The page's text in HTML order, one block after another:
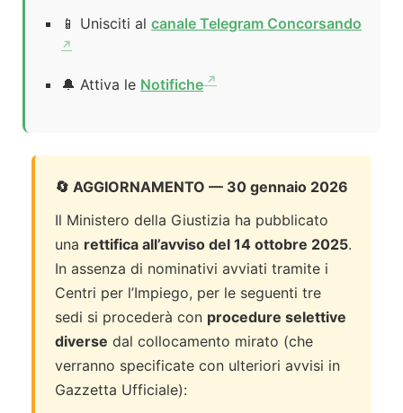
📱 Unisciti al canale Telegram Concorsando
🔔 Attiva le Notifiche
🔄 AGGIORNAMENTO — 30 gennaio 2026
Il Ministero della Giustizia ha pubblicato
una rettifica all’avviso del 14 ottobre 2025.
In assenza di nominativi avviati tramite i
Centri per l’Impiego, per le seguenti tre
sedi si procederà con procedure selettive
diverse dal collocamento mirato (che
verranno specificate con ulteriori avvisi in
Gazzetta Ufficiale):